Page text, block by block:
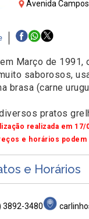
Avenida
em Março de
saborosos,
brasa (carne
pratos
realizada em 17/
e horários
e Horários
3892-3480